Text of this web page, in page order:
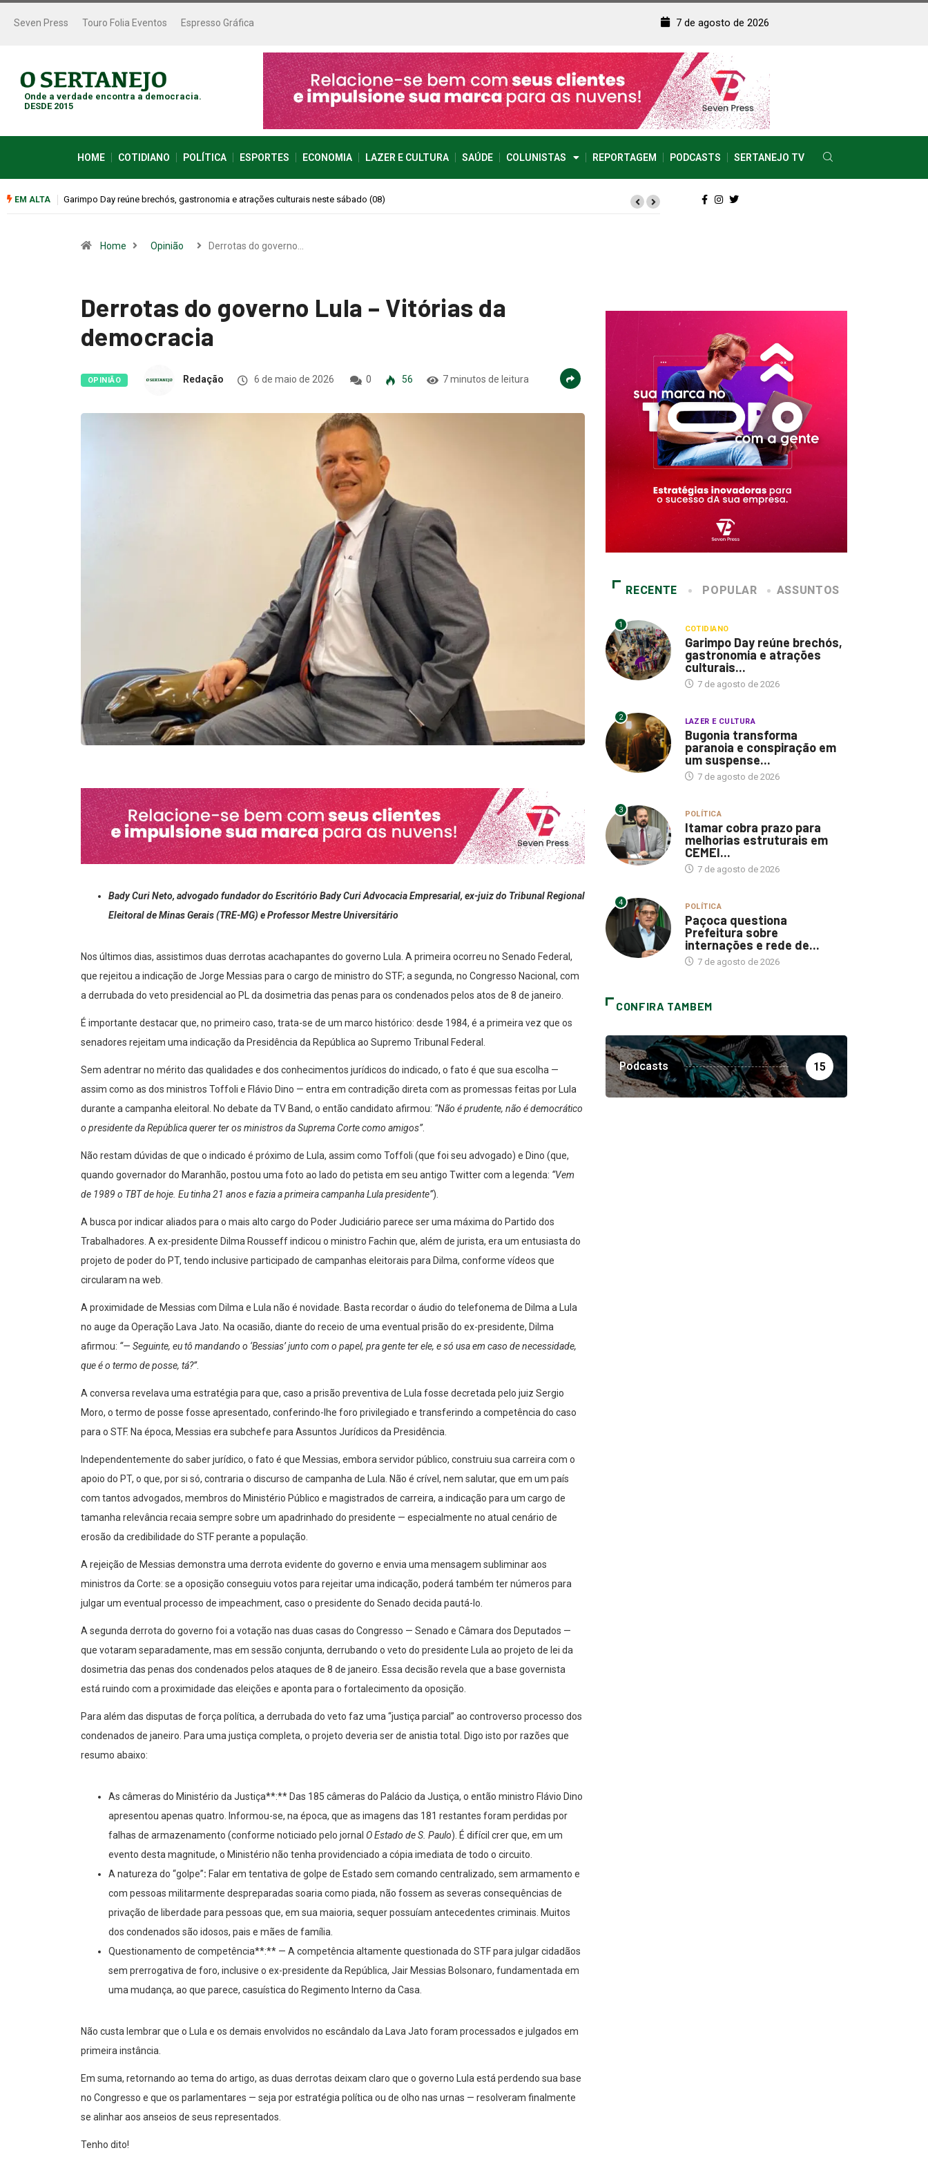
Seven Press Touro Folia Eventos Espresso Gráfica 7 de agosto de 2026
Onde a verdade encontra a democracia.
DESDE 2015
HOME COTIDIANO POLÍTICA ESPORTES ECONOMIA LAZER E CULTURA SAÚDE COLUNISTAS REPORTAGEM PODCASTS SERTANEJO TV
EM ALTA Bugonia transforma paranoia e conspiração em um suspense imprevisível
Home Opinião Derrotas do governo…
Derrotas do governo Lula – Vitórias da
democracia
OPINIÃO Redação 6 de maio de 2026 0 56 7 minutos de leitura
Bady Curi Neto, advogado fundador do Escritório Bady Curi Advocacia Empresarial, ex-juiz do Tribunal Regional
Eleitoral de Minas Gerais (TRE-MG) e Professor Mestre Universitário
Nos últimos dias, assistimos duas derrotas acachapantes do governo Lula. A primeira ocorreu no Senado Federal,
que rejeitou a indicação de Jorge Messias para o cargo de ministro do STF; a segunda, no Congresso Nacional, com
a derrubada do veto presidencial ao PL da dosimetria das penas para os condenados pelos atos de 8 de janeiro.
É importante destacar que, no primeiro caso, trata-se de um marco histórico: desde 1984, é a primeira vez que os
senadores rejeitam uma indicação da Presidência da República ao Supremo Tribunal Federal.
Sem adentrar no mérito das qualidades e dos conhecimentos jurídicos do indicado, o fato é que sua escolha —
assim como as dos ministros Toffoli e Flávio Dino — entra em contradição direta com as promessas feitas por Lula
durante a campanha eleitoral. No debate da TV Band, o então candidato afirmou: “Não é prudente, não é democrático
o presidente da República querer ter os ministros da Suprema Corte como amigos”.
Não restam dúvidas de que o indicado é próximo de Lula, assim como Toffoli (que foi seu advogado) e Dino (que,
quando governador do Maranhão, postou uma foto ao lado do petista em seu antigo Twitter com a legenda: “Vem
de 1989 o TBT de hoje. Eu tinha 21 anos e fazia a primeira campanha Lula presidente”).
A busca por indicar aliados para o mais alto cargo do Poder Judiciário parece ser uma máxima do Partido dos
Trabalhadores. A ex-presidente Dilma Rousseff indicou o ministro Fachin que, além de jurista, era um entusiasta do
projeto de poder do PT, tendo inclusive participado de campanhas eleitorais para Dilma, conforme vídeos que
circularam na web.
A proximidade de Messias com Dilma e Lula não é novidade. Basta recordar o áudio do telefonema de Dilma a Lula
no auge da Operação Lava Jato. Na ocasião, diante do receio de uma eventual prisão do ex-presidente, Dilma
afirmou: “— Seguinte, eu tô mandando o ‘Bessias’ junto com o papel, pra gente ter ele, e só usa em caso de necessidade,
que é o termo de posse, tá?”.
A conversa revelava uma estratégia para que, caso a prisão preventiva de Lula fosse decretada pelo juiz Sergio
Moro, o termo de posse fosse apresentado, conferindo-lhe foro privilegiado e transferindo a competência do caso
para o STF. Na época, Messias era subchefe para Assuntos Jurídicos da Presidência.
Independentemente do saber jurídico, o fato é que Messias, embora servidor público, construiu sua carreira com o
apoio do PT, o que, por si só, contraria o discurso de campanha de Lula. Não é crível, nem salutar, que em um país
com tantos advogados, membros do Ministério Público e magistrados de carreira, a indicação para um cargo de
tamanha relevância recaia sempre sobre um apadrinhado do presidente — especialmente no atual cenário de
erosão da credibilidade do STF perante a população.
A rejeição de Messias demonstra uma derrota evidente do governo e envia uma mensagem subliminar aos
ministros da Corte: se a oposição conseguiu votos para rejeitar uma indicação, poderá também ter números para
julgar um eventual processo de impeachment, caso o presidente do Senado decida pautá-lo.
A segunda derrota do governo foi a votação nas duas casas do Congresso — Senado e Câmara dos Deputados —
que votaram separadamente, mas em sessão conjunta, derrubando o veto do presidente Lula ao projeto de lei da
dosimetria das penas dos condenados pelos ataques de 8 de janeiro. Essa decisão revela que a base governista
está ruindo com a proximidade das eleições e aponta para o fortalecimento da oposição.
Para além das disputas de força política, a derrubada do veto faz uma “justiça parcial” ao controverso processo dos
condenados de janeiro. Para uma justiça completa, o projeto deveria ser de anistia total. Digo isto por razões que
resumo abaixo:
As câmeras do Ministério da Justiça**:** Das 185 câmeras do Palácio da Justiça, o então ministro Flávio Dino
apresentou apenas quatro. Informou-se, na época, que as imagens das 181 restantes foram perdidas por
falhas de armazenamento (conforme noticiado pelo jornal O Estado de S. Paulo). É difícil crer que, em um
evento desta magnitude, o Ministério não tenha providenciado a cópia imediata de todo o circuito.
A natureza do “golpe”: Falar em tentativa de golpe de Estado sem comando centralizado, sem armamento e
com pessoas militarmente despreparadas soaria como piada, não fossem as severas consequências de
privação de liberdade para pessoas que, em sua maioria, sequer possuíam antecedentes criminais. Muitos
dos condenados são idosos, pais e mães de família.
Questionamento de competência**:** — A competência altamente questionada do STF para julgar cidadãos
sem prerrogativa de foro, inclusive o ex-presidente da República, Jair Messias Bolsonaro, fundamentada em
uma mudança, ao que parece, casuística do Regimento Interno da Casa.
Não custa lembrar que o Lula e os demais envolvidos no escândalo da Lava Jato foram processados e julgados em
primeira instância.
Em suma, retornando ao tema do artigo, as duas derrotas deixam claro que o governo Lula está perdendo sua base
no Congresso e que os parlamentares — seja por estratégia política ou de olho nas urnas — resolveram finalmente
se alinhar aos anseios de seus representados.
Tenho dito!
RECENTE POPULAR ASSUNTOS
1 COTIDIANO
Garimpo Day reúne brechós,
gastronomia e atrações
culturais...
7 de agosto de 2026
2 LAZER E CULTURA
Bugonia transforma
paranoia e conspiração em
um suspense...
7 de agosto de 2026
3 POLÍTICA
Itamar cobra prazo para
melhorias estruturais em
CEMEI...
7 de agosto de 2026
4 POLÍTICA
Paçoca questiona
Prefeitura sobre
internações e rede de...
7 de agosto de 2026
CONFIRA TAMBEM
Podcasts 15